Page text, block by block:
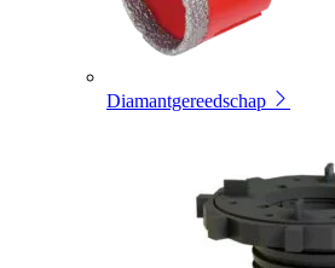
Diamantgereedschap